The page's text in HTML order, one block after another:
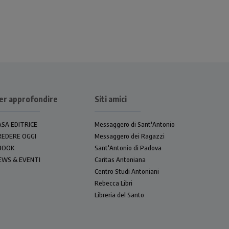
approfondire
EDITRICE
OGGI
& EVENTI
Siti amici
Messaggero di Sant'Antonio
Messaggero dei Ragazzi
Sant'Antonio di Padova
Caritas Antoniana
Centro Studi Antoniani
Rebecca Libri
Libreria del Santo